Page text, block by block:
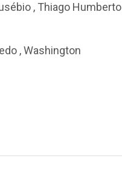
, Thiago Humberto
,Washington